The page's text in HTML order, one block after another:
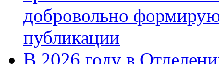
добровольно
публикации
В 2026 году в